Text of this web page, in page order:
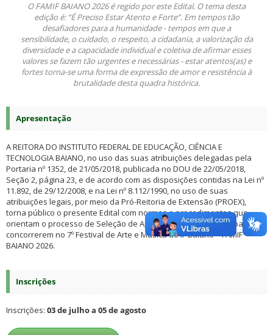
O FAMIF BAIANO 2026 é regido por este Edital. O tema desta
edição é: “É Preciso Estar Atento e Forte”. Em tempos tão
desafiadores para a humanidade - tempos em que a
sensibilidade, o cuidado, o respeito, a cidadania, a valorização da
diversidade e a capacidade individual e coletiva de afirmar esses
valores se fazem tão urgentes e necessárias - estar atentos(as) e
fortes torna-se uma forma de expressão de amor e resistência à
brutalidade desta quadra histórica.
Apresentação
A REITORA DO INSTITUTO FEDERAL DE EDUCAÇÃO, CIÊNCIA E
TECNOLOGIA BAIANO, no uso das suas atribuições delegadas pela
Portaria nº 1352, de 21/05/2018, publicada no DOU de 22/05/2018,
Seção 2, página 23, e de acordo com as disposições contidas na Lei nº
11.892, de 29/12/2008, e na Lei nº 8.112/1990, no uso de suas
atribuições legais, por meio da Pró-Reitoria de Extensão (PROEX),
torna público o presente Edital com normas e procedimentos que
orientam o processo de Seleção de Apresentações Artísticas para
concorrerem no 7º Festival de Arte e Música do IF Baiano – FAMIF
BAIANO 2026.
Inscrições
Inscrições: 03 de julho a 05 de agosto